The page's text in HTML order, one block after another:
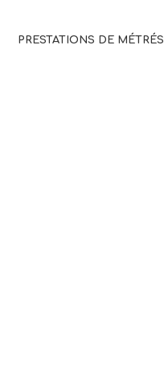
PRESTATIONS DE MÉTRÉS